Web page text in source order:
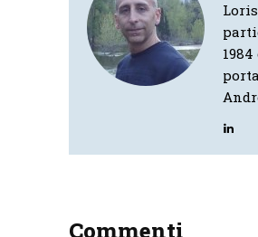
Commenti